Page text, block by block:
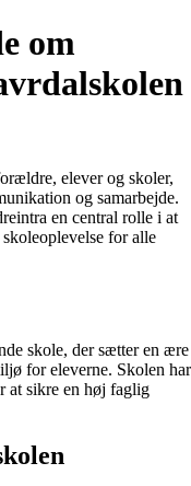
om
elever og skoler,
og samarbejde.
en central rolle i at
for alle
skole, der sætter en ære
for eleverne. Skolen har
at sikre en høj faglig